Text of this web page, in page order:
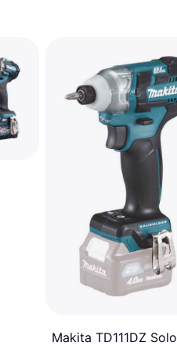
Makita TD111DZ Solo